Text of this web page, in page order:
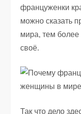
француженки
можно сказать
мира, тем более
своё.
Так что дело